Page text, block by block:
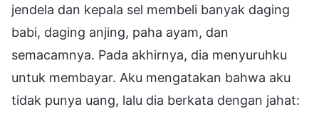
jendela dan kepala sel membeli banyak daging
babi, daging anjing, paha ayam, dan
semacamnya. Pada akhirnya, dia menyuruhku
untuk membayar. Aku mengatakan bahwa aku
tidak punya uang, lalu dia berkata dengan jahat: